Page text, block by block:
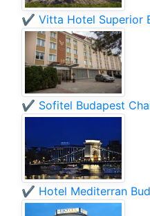
✔️ Vitta Hotel Superior
✔️ Sofitel Budapest
✔️ Hotel Mediterran